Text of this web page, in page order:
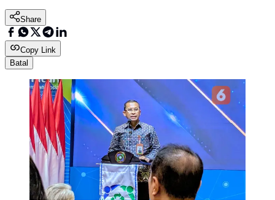
Share
Copy Link
Batal